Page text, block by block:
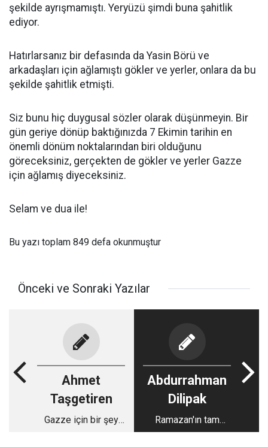
şekilde ayrışmamıştı. Yeryüzü şimdi buna şahitlik
ediyor.
Hatırlarsanız bir defasında da Yasin Börü ve
arkadaşları için ağlamıştı gökler ve yerler, onlara da bu
şekilde şahitlik etmişti.
Siz bunu hiç duygusal sözler olarak düşünmeyin. Bir
gün geriye dönüp baktığınızda 7 Ekimin tarihin en
önemli dönüm noktalarından biri olduğunu
göreceksiniz, gerçekten de gökler ve yerler Gazze
için ağlamış diyeceksiniz.
Selam ve dua ile!
Bu yazı toplam 849 defa okunmuştur
Önceki ve Sonraki Yazılar
Ahmet
Taşgetiren
Gazze için bir şey
Abdurrahman
Dilipak
Ramazan'ın tam
ortasındayız ve